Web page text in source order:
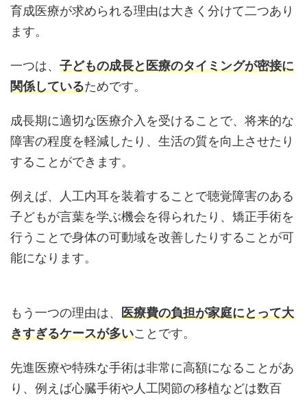
育成医療が求められる理由は大きく分けて二つあり
ます。
一つは、 子どもの成長と医療のタイミングが密接に
関係しているためです。
成長期に適切な医療介入を受けることで、将来的な
障害の程度を軽減したり、生活の質を向上させたり
することができます。
例えば、人工内耳を装着することで聴覚障害のある
子どもが言葉を学ぶ機会を得られたり、矯正手術を
行うことで身体の可動域を改善したりすることが可
能になります。
もう一つの理由は、 医療費の負担が家庭にとって大
きすぎるケースが多いことです。
先進医療や特殊な手術は非常に高額になることがあ
り、例えば心臓手術や人工関節の移植などは数百